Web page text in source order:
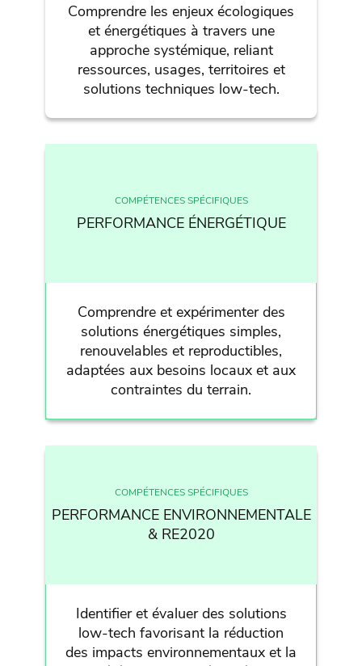
Comprendre les enjeux écologiques
et énergétiques à travers une
approche systémique, reliant
ressources, usages, territoires et
solutions techniques low-tech.
COMPÉTENCES SPÉCIFIQUES
PERFORMANCE ÉNERGÉTIQUE
Comprendre et expérimenter des
solutions énergétiques simples,
renouvelables et reproductibles,
adaptées aux besoins locaux et aux
contraintes du terrain.
COMPÉTENCES SPÉCIFIQUES
PERFORMANCE ENVIRONNEMENTALE
& RE2020
Identifier et évaluer des solutions
low-tech favorisant la réduction
des impacts environnementaux et la